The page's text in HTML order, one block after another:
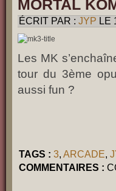
MORTAL
ÉCRIT PAR : JYP LE
Les MK
tour du 3ème
aussi fun ?
TAGS : 3, ARCADE,
COMMENTAIRES :